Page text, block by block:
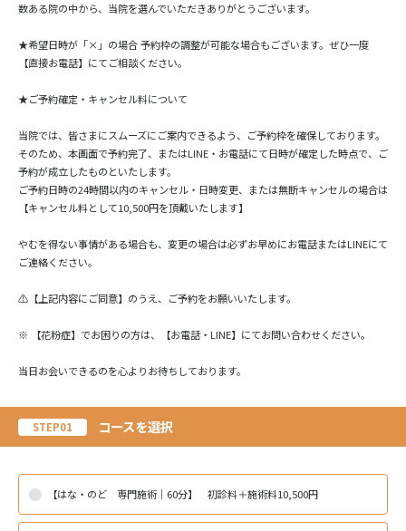
数ある院の中から、当院を選んでいただきありがとうございます。
★希望日時が「×」の場合 予約枠の調整が可能な場合もございます。ぜひ一度
【直接お電話】にてご相談ください。
★ご予約確定・キャンセル料について
当院では、皆さまにスムーズにご案内できるよう、ご予約枠を確保しております。
そのため、本画面で予約完了、またはLINE・お電話にて日時が確定した時点で、ご
予約が成立したものといたします。
ご予約日時の24時間以内のキャンセル・日時変更、または無断キャンセルの場合は
【キャンセル料として10,500円を頂戴いたします】
やむを得ない事情がある場合も、変更の場合は必ずお早めにお電話またはLINEにて
ご連絡ください。
⚠️【上記内容にご同意】のうえ、ご予約をお願いいたします。
※ 【花粉症】でお困りの方は、【お電話・LINE】にてお問い合わせください。
当日お会いできるのを心よりお待ちしております。
STEP01 コースを選択
【はな・のど 専門施術｜60分】 初診料＋施術料10,500円